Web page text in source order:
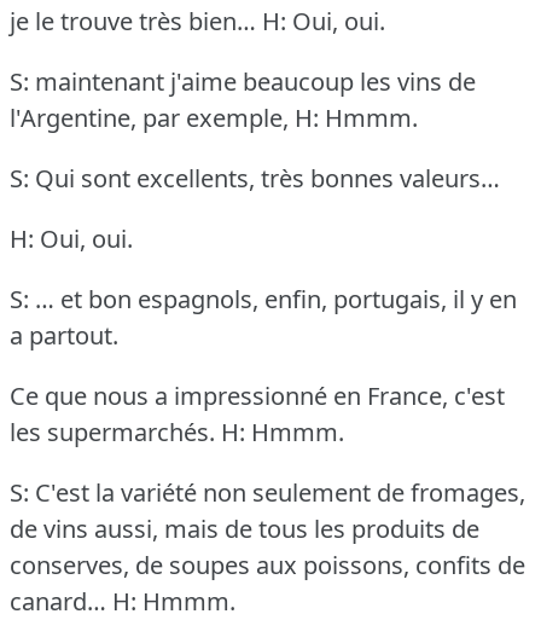
je le trouve très bien… H: Oui, oui.
S: maintenant j'aime beaucoup les vins de
l'Argentine, par exemple, H: Hmmm.
S: Qui sont excellents, très bonnes valeurs…
H: Oui, oui.
S: … et bon espagnols, enfin, portugais, il y en
a partout.
Ce que nous a impressionné en France, c'est
les supermarchés. H: Hmmm.
S: C'est la variété non seulement de fromages,
de vins aussi, mais de tous les produits de
conserves, de soupes aux poissons, confits de
canard… H: Hmmm.